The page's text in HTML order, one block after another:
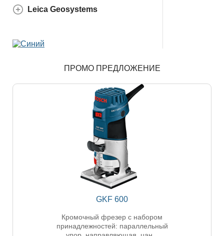
Leica Geosystems
ПРОМО ПРЕДЛОЖЕНИЕ
GKF 600
Кромочный фрезер с набором
принадлежностей: параллельный